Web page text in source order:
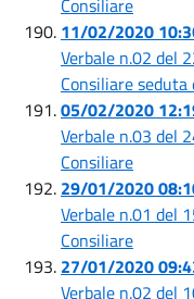
Consiliare
11/02/2020
Verbale n.02 del
Consiliare
05/02/2020
Verbale n.03 del
Consiliare
29/01/2020
Verbale n.01 del
Consiliare
27/01/2020
Verbale n.02 del